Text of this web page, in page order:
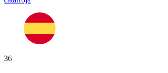
36